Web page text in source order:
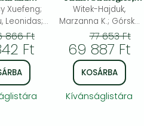
Volume II:
and
Xuefeng;
Leonidas;
Vrontis,
866 Ft
Ft
Challenges and Legal
Aspects
Witek-Hajduk,
Marzanna K.; Górska
Grginović, Magda;
Targański, Bartosz
77 653 Ft
69 887 Ft
KOSÁRBA
Kívánságlistára